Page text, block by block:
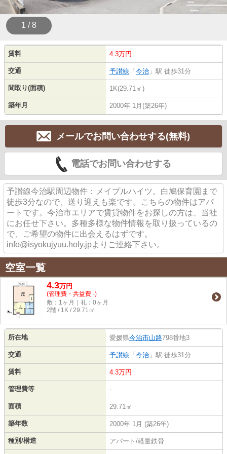
1 / 8
賃料 4.3万円
交通 予讃線 「 今治 」駅 徒歩31分
間取り(面積) 1K(29.71㎡)
築年月 2000年 1月(築26年)
メールでお問い合わせする(無料)
電話でお問い合わせする
予讃線今治駅周辺物件：メイプルハイツ。白鳩保育園まで
徒歩3分なので、送り迎えも楽です。こちらの物件はアパ
ートです。今治市エリアで賃貸物件をお探しの方は、当社
にお任せ下さい。多種多様な物件情報を取り扱っているの
で、ご希望の物件に出会えるはずです。
info@isyokujyuu.holy.jpよりご連絡下さい。
空室一覧
4.3万円
(管理費・共益費 -)
敷：1ヶ月｜礼：0ヶ月
2階 / 1K / 29.71㎡
所在地 愛媛県今治市山路798番地3
交通 予讃線 「 今治 」駅 徒歩31分
賃料 4.3万円
管理費等 -
面積 29.71㎡
築年数 2000年 1月 (築26年)
種別/構造 アパート/軽量鉄骨